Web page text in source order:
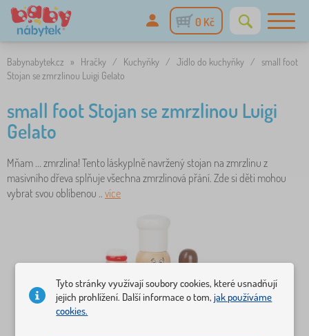
0 Kč
Babynabytek.cz » Hračky / Kuchyňky / Jídlo do kuchyňky /
small foot
Stojan se zmrzlinou Luigi Gelato
small foot Stojan se zmrzlinou Luigi
Gelato
Mňam ... zmrzlina! Tento láskyplně navržený stojan na zmrzlinu z
masivního dřeva splňuje všechna zmrzlinová přání. Zde si děti mohou
vybrat svou oblíbenou .. více
Tyto stránky využívají soubory cookies, které usnadňují
jejich prohlížení. Další informace o tom,jak používáme
cookies.